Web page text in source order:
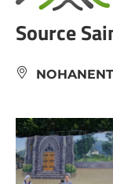
Source
NOHANENT